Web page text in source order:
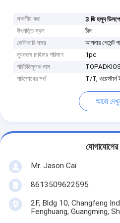
লক্ষণীয় করা 3 ডি হলুদ
উৎপত্তি স্থল
চীন
ডেলিভারি সময়
আপনার পেমেন্ট
ন্যূনতম চাহিদার পরিমাণ
1pc
পরিচিতিমুলক নাম
পরিশোধের শর্ত
T/T,
আরো
যোগাযোগের
Mr. Jason Cai
8613509622595
2F, Bldg 10, Changfeng
Fenghuang, Guangming,